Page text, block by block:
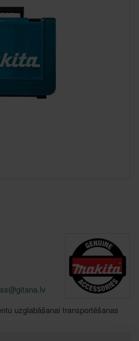
uzglabāšanai transportēšanas